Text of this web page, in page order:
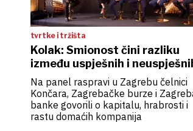
tvrtke i tržišta
Kolak: Smionost čini razliku
između uspješnih i
Na panel raspravi u Zagrebu čelnici
Končara, Zagrebačke burze i
banke govorili o kapitalu, hrabrosti i
rastu domaćih kompanija